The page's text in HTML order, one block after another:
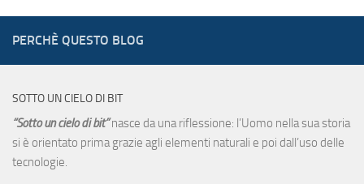
PERCHÈ QUESTO BLOG
SOTTO UN CIELO DI BIT
“Sotto un cielo di bit”nasce da una riflessione: l’Uomo nella sua storia
si è orientato prima grazie agli elementi naturali e poi dall’uso delle
tecnologie.